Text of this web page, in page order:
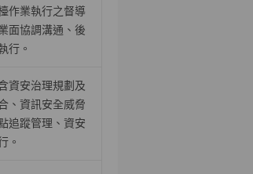
作業執行之督導
面協調溝通、後
行。
資安治理規劃及
、資訊安全威脅
追蹤管理、資安
。